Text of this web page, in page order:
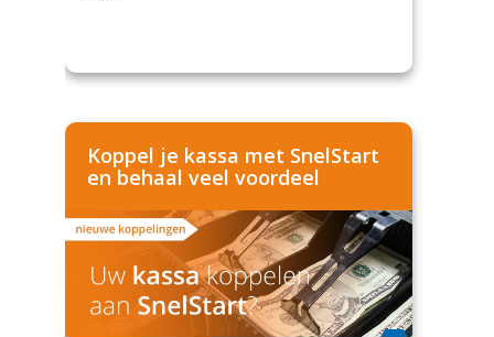
Koppel je kassa met SnelStart
en behaal veel voordeel